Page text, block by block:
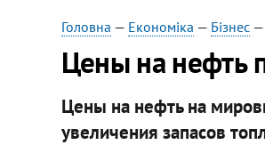
Головна — Економіка — Бізнес—
Цены на нефть
Цены на нефть на
увеличения запасов